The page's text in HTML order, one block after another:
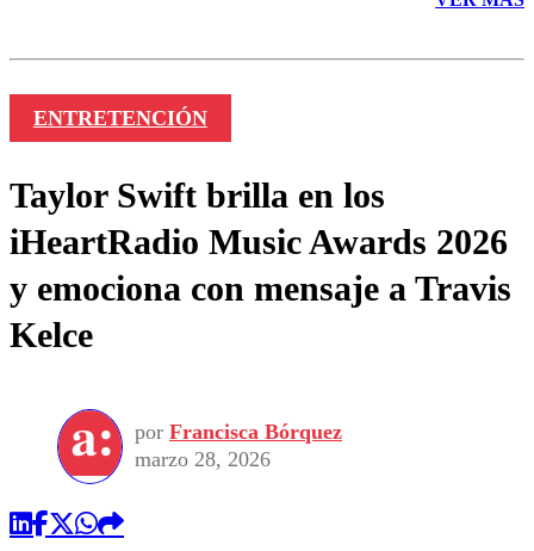
ENTRETENCIÓN
Taylor Swift brilla en los
iHeartRadio Music Awards 2026
y emociona con mensaje a Travis
Kelce
por Francisca Bórquez
marzo 28, 2026